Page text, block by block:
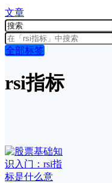
文章
全部标签
rsi指标